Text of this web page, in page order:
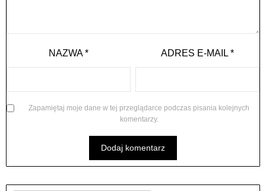
NAZWA* ADRES E-MAIL*
Zapamiętaj moje dane w tej przeglądarce podczas pisania kolejnych
komentarzy.